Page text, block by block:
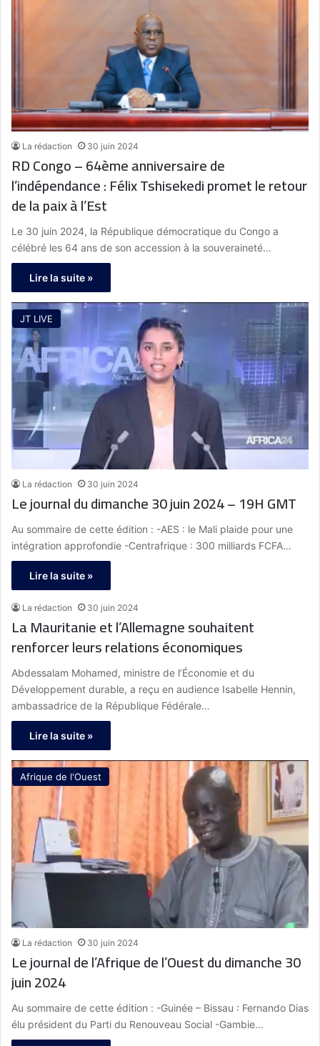
La rédaction 30 juin 2024
RD Congo – 64ème anniversaire de
l’indépendance : Félix Tshisekedi promet le retour
de la paix à l’Est
Le 30 juin 2024, la République démocratique du Congo a
célébré les 64 ans de son accession à la souveraineté…
Lire la suite »
JT LIVE
La rédaction 30 juin 2024
Le journal du dimanche 30 juin 2024 – 19H GMT
Au sommaire de cette édition : -AES : le Mali plaide pour une
intégration approfondie -Centrafrique : 300 milliards FCFA…
Lire la suite »
La rédaction 30 juin 2024
La Mauritanie et l’Allemagne souhaitent
renforcer leurs relations économiques
Abdessalam Mohamed, ministre de l’Économie et du
Développement durable, a reçu en audience Isabelle Hennin,
ambassadrice de la République Fédérale…
Lire la suite »
Afrique de l'Ouest
La rédaction 30 juin 2024
Le journal de l’Afrique de l’Ouest du dimanche 30
juin 2024
Au sommaire de cette édition : -Guinée – Bissau : Fernando Dias
élu président du Parti du Renouveau Social -Gambie…